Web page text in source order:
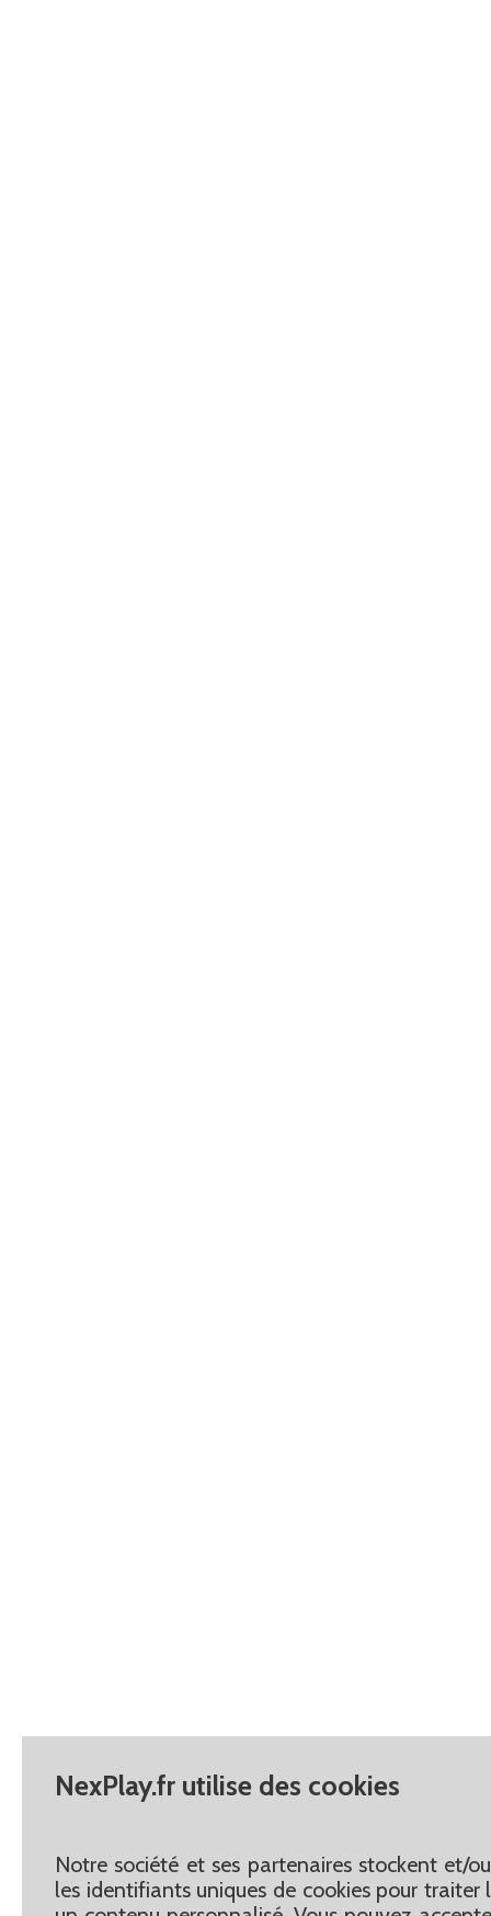
NexPlay.fr utilise des cookies
Notre société et ses partenaires stockent et/
les identifiants uniques de cookies pour